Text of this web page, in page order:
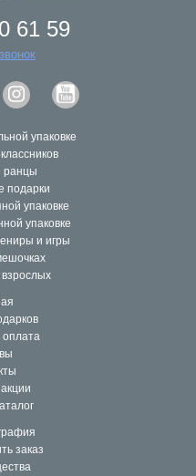
корзины
2-х часов в рабочее
61 59
упаковке
ранцы
подарки
упаковке
упаковке
и игры
оплата
заказ